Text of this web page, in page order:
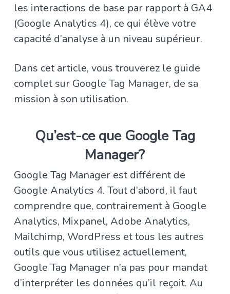
les interactions de base par rapport à GA4
(Google Analytics 4), ce qui élève votre
capacité d’analyse à un niveau supérieur.
Dans cet article, vous trouverez le guide
complet sur Google Tag Manager, de sa
mission à son utilisation.
Qu’est-ce que Google Tag
Manager?
Google Tag Manager est différent de
Google Analytics 4. Tout d’abord, il faut
comprendre que, contrairement à Google
Analytics, Mixpanel, Adobe Analytics,
Mailchimp, WordPress et tous les autres
outils que vous utilisez actuellement,
Google Tag Manager n’a pas pour mandat
d’interpréter les données qu’il reçoit. Au